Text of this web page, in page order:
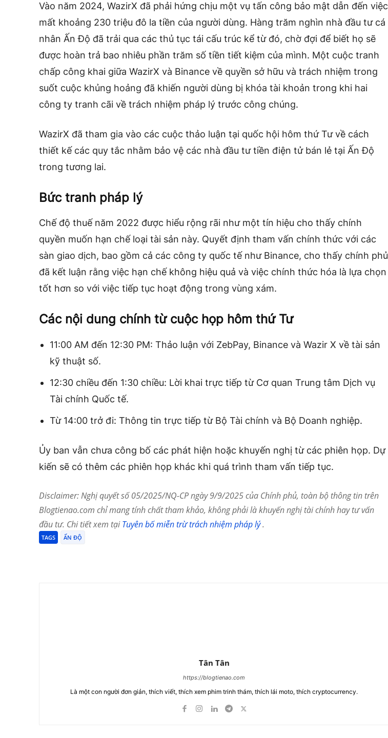
Vào năm 2024, WazirX đã phải hứng chịu một vụ tấn công bảo mật dẫn đến việc
mất khoảng 230 triệu đô la tiền của người dùng. Hàng trăm nghìn nhà đầu tư cá
nhân Ấn Độ đã trải qua các thủ tục tái cấu trúc kể từ đó, chờ đợi để biết họ sẽ
được hoàn trả bao nhiêu phần trăm số tiền tiết kiệm của mình. Một cuộc tranh
chấp công khai giữa WazirX và Binance về quyền sở hữu và trách nhiệm trong
suốt cuộc khủng hoảng đã khiến người dùng bị khóa tài khoản trong khi hai
công ty tranh cãi về trách nhiệm pháp lý trước công chúng.
WazirX đã tham gia vào các cuộc thảo luận tại quốc hội hôm thứ Tư về cách
thiết kế các quy tắc nhằm bảo vệ các nhà đầu tư tiền điện tử bán lẻ tại Ấn Độ
trong tương lai.
Bức tranh pháp lý
Chế độ thuế năm 2022 được hiểu rộng rãi như một tín hiệu cho thấy chính
quyền muốn hạn chế loại tài sản này. Quyết định tham vấn chính thức với các
sàn giao dịch, bao gồm cả các công ty quốc tế như Binance, cho thấy chính phủ
đã kết luận rằng việc hạn chế không hiệu quả và việc chính thức hóa là lựa chọn
tốt hơn so với việc tiếp tục hoạt động trong vùng xám.
Các nội dung chính từ cuộc họp hôm thứ Tư
11:00 AM đến 12:30 PM: Thảo luận với ZebPay, Binance và Wazir X về tài sản
kỹ thuật số.
12:30 chiều đến 1:30 chiều: Lời khai trực tiếp từ Cơ quan Trung tâm Dịch vụ
Tài chính Quốc tế.
Từ 14:00 trở đi: Thông tin trực tiếp từ Bộ Tài chính và Bộ Doanh nghiệp.
Ủy ban vẫn chưa công bố các phát hiện hoặc khuyến nghị từ các phiên họp. Dự
kiến ​​sẽ có thêm các phiên họp khác khi quá trình tham vấn tiếp tục.
Disclaimer: Nghị quyết số 05/2025/NQ-CP ngày 9/9/2025 của Chính phủ, toàn bộ thông tin trên
Blogtienao.com chỉ mang tính chất tham khảo, không phải là khuyến nghị tài chính hay tư vấn
đầu tư. Chi tiết xem tạiTuyên bố miễn trừ trách nhiệm pháp lý.
TAGS ẤN ĐỘ
Tân Tân
https://blogtienao.com
Là một con người đơn giản, thích viết, thích xem phim trinh thám, thích lái moto, thích cryptocurrency.